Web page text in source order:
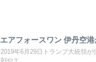
エアフォースワン 伊丹空
2019年6月29日トランプ大統領
刻やエ...